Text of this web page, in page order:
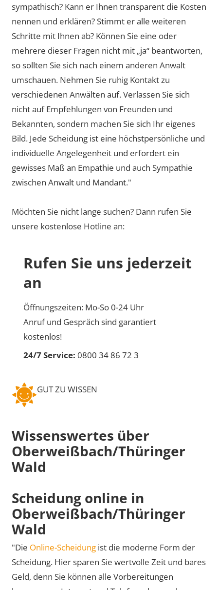
sympathisch? Kann er Ihnen transparent die Kosten
nennen und erklären? Stimmt er alle weiteren
Schritte mit Ihnen ab? Können Sie eine oder
mehrere dieser Fragen nicht mit „ja“ beantworten,
so sollten Sie sich nach einem anderen Anwalt
umschauen. Nehmen Sie ruhig Kontakt zu
verschiedenen Anwälten auf. Verlassen Sie sich
nicht auf Empfehlungen von Freunden und
Bekannten, sondern machen Sie sich Ihr eigenes
Bild. Jede Scheidung ist eine höchstpersönliche und
individuelle Angelegenheit und erfordert ein
gewisses Maß an Empathie und auch Sympathie
zwischen Anwalt und Mandant."
Möchten Sie nicht lange suchen? Dann rufen Sie
unsere kostenlose Hotline an:
Rufen Sie uns jederzeit
an
Öffnungszeiten: Mo-So 0-24 Uhr
Anruf und Gespräch sind garantiert
kostenlos!
24/7 Service: 0800 34 86 72 3
GUT ZU WISSEN
Wissenswertes über
Oberweißbach/Thüringer
Wald
Scheidung online in
Oberweißbach/Thüringer
Wald
"Die Online-Scheidung ist die moderne Form der
Scheidung. Hier sparen Sie wertvolle Zeit und bares
Geld, denn Sie können alle Vorbereitungen